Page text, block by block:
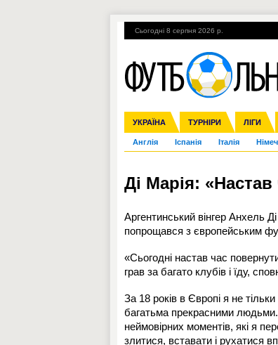
Сьогодні 8 серпня 2026 р.
УКРАЇНА ТУРНІРИ ЛІГИ
Збірна Прем'єр-ліга Перша
Ліга чемпіонів Ліга Європи
Англія Іспанія Італія
ЧС-2014 ЄВРО-2016 Росія
Гарячі теми УПЛ, 2-й тур
Ді Марія:
Аргентинський вінгер Анхель
попрощався з європейським
«Сьогодні настав час
грав за багато клубів і їду,
За 18 років в Європі я не
багатьма прекрасними
неймовірних моментів, які я
злитися, вставати і рухатися